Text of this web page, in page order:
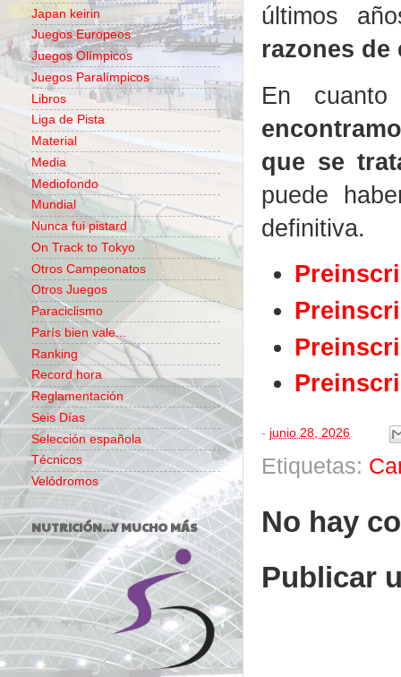
últimos
razones de
En
que se
puede
definitiva.
- junio 28, 2026
Etiquetas:
No hay
Publicar
Japan keirin
Juegos Europeos
Juegos Olímpicos
Juegos Paralímpicos
Libros
Liga de Pista
Material
Media
Mediofondo
Mundial
Nunca fui pistard
On Track to Tokyo
Otros Campeonatos
Otros Juegos
Paraciclismo
París bien vale...
Ranking
Record hora
Reglamentación
Seis Días
Selección española
Técnicos
Velódromos
NUTRICIÓN...Y MUCHO MÁS